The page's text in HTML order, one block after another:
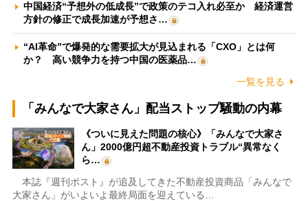
中国経済“予想外の低成長”で政策のテコ入れ必至か 経済運営
方針の修正で成長加速が予想さ…
“AI革命”で爆発的な需要拡大が見込まれる「CXO」とは何
か？ 高い競争力を持つ中国の医薬品…
一覧を見る
「みんなで大家さん」配当ストップ騒動の内幕
《ついに見えた問題の核心》「みんなで大家さ
ん」2000億円超不動産投資トラブル“異常なく
ら…
本誌『週刊ポスト』が追及してきた不動産投資商品「みんなで
大家さん」がいよいよ最終局面を迎えている…